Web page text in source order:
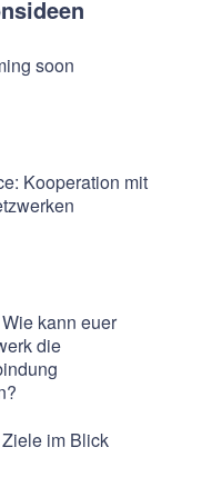
soon
Kooperation mit
kann euer
die
im Blick